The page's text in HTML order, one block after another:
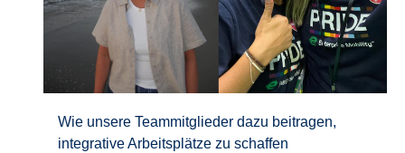
Wie unsere Teammitglieder dazu beitragen,
integrative Arbeitsplätze zu schaffen